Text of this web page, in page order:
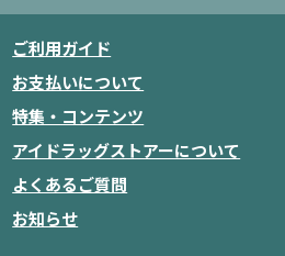
ご利用ガイド
お支払いについて
特集・コンテンツ
アイドラッグストアーについて
よくあるご質問
お知らせ